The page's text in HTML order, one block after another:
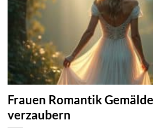
Frauen Romantik
verzaubern